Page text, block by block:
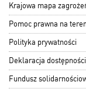
Krajowa mapa
Pomoc prawna na
Polityka prywatności
Deklaracja dostępności
Fundusz